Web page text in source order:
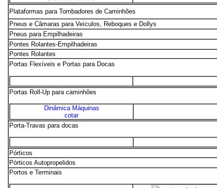
Plataformas para Tombadores de Caminhões
Pneus e Câmaras para Veículos, Reboques e Dollys
Pneus para Empilhadeiras
Pontes Rolantes-Empilhadeiras
Pontes Rolantes
Portas Flexíveis e Portas para Docas
Portas Roll-Up para caminhões
Dinâmica Máquinas
cotar
Porta-Travas para docas
Pórticos
Pórticos Autopropelidos
Portos e Terminais